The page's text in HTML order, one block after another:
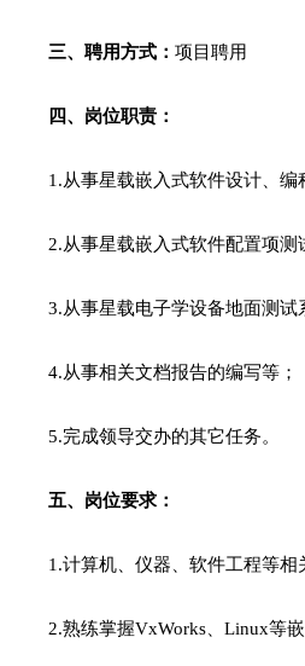
三、聘用方式：项目聘用
四、岗位职责：
1.从事星载嵌入式软件设计、编
2.从事星载嵌入式软件配置项测
3.从事星载电子学设备地面测试
4.从事相关文档报告的编写等；
5.完成领导交办的其它任务。
五、岗位要求：
1.计算机、仪器、软件工程等相
2.熟练掌握VxWorks、Linux等